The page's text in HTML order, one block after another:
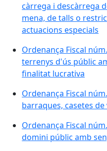
càrrega i descàrrega
mena, de talls o
actuacions especials
Ordenança Fiscal
terrenys d'ús públic
finalitat lucrativa
Ordenança Fiscal
barraques, casetes de
Ordenança Fiscal
domini públic amb